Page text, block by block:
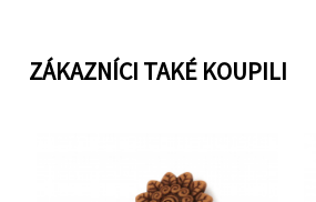
ZÁKAZNÍCI TAKÉ KOUPILI